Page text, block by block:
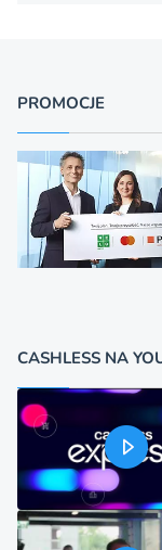
PROMOCJE
CASHLESS NA